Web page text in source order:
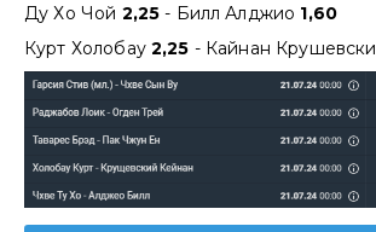
Ду Хо Чой 2,25- Билл Алджио 1,60
Курт Холобау 2,25 - Кайнан Крушевски